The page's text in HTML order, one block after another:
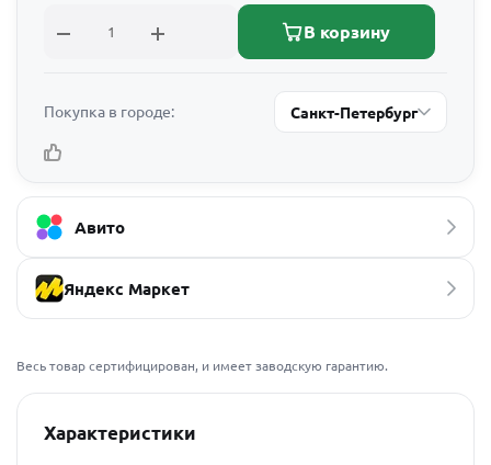
В корзину
Покупка в городе: Санкт-Петербург
Авито
Яндекс Маркет
Весь товар сертифицирован, и имеет заводскую гарантию.
Характеристики